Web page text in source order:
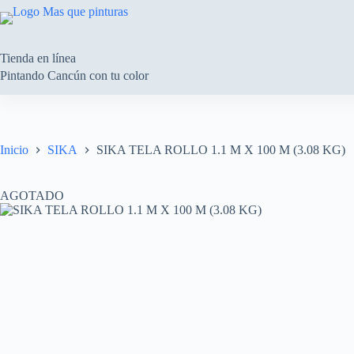
Saltar
al
Tienda en línea
Pintando Cancún con tu color
Inicio SIKA SIKA TELA ROLLO 1.1 M X 100 M (3.08 KG)
AGOTADO